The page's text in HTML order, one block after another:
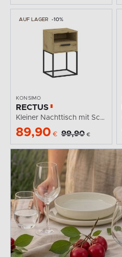
AUF LAGER -10%
KONSIMO
RECTUS
Kleiner Nachttisch mit Schublade Eiche artisan
89,90 € 99,90 €